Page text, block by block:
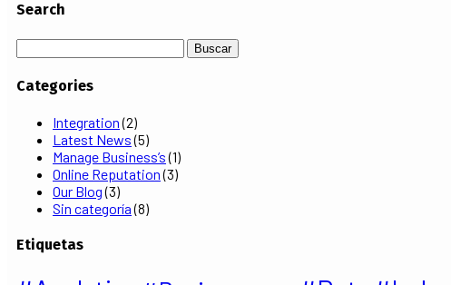
Search
Buscar:
Categories
Integration(2)
Latest News(5)
Manage Business’s(1)
Online Reputation(3)
Our Blog(3)
Sin categoría(8)
Etiquetas